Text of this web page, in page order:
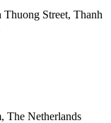
Street, Thanh
The Netherlands